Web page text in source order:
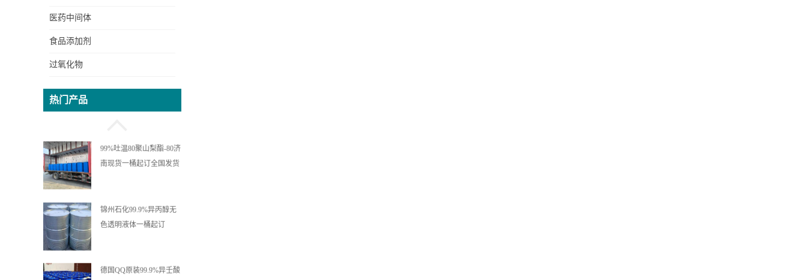
医药中间体
食品添加剂
过氧化物
热门产品
99%吐温80聚山梨酯-80济
锦州石化99.9%异丙醇无
色透明液体一桶起订
德国QQ原装99.9%异壬酸
全国发货
十二烷基酚99%美国圣莱